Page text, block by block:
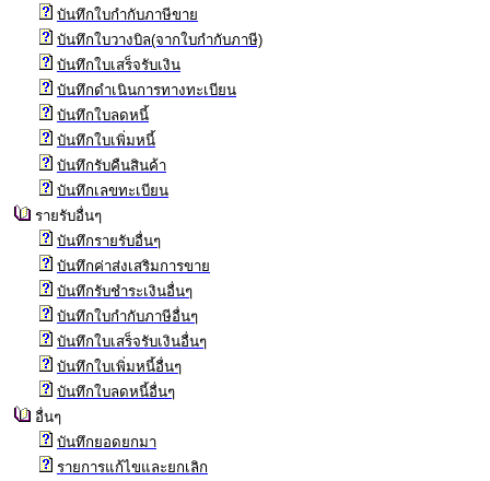
บันทึกใบกำกับภาษีขาย
บันทึกใบวางบิล(จากใบกำกับภาษี)
บันทึกใบเสร็จรับเงิน
บันทึกดำเนินการทางทะเบียน
บันทึกใบลดหนี้
บันทึกใบเพิ่มหนี้
บันทึกรับคืนสินค้า
บันทึกเลขทะเบียน
รายรับอื่นๆ
บันทึกรายรับอื่นๆ
บันทึกค่าส่งเสริมการขาย
บันทึกรับชำระเงินอื่นๆ
บันทึกใบกำกับภาษีอื่นๆ
บันทึกใบเสร็จรับเงินอื่นๆ
บันทึกใบเพิ่มหนี้อื่นๆ
บันทึกใบลดหนี้อื่นๆ
อื่นๆ
บันทึกยอดยกมา
รายการแก้ไขและยกเลิก